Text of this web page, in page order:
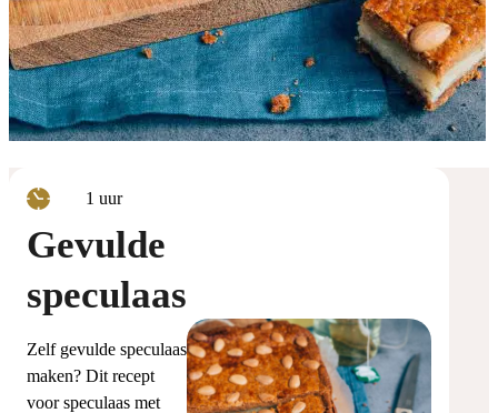
1 uur
uur
Gevulde
speculaas
Zelf gevulde speculaas
maken? Dit recept
voor speculaas met